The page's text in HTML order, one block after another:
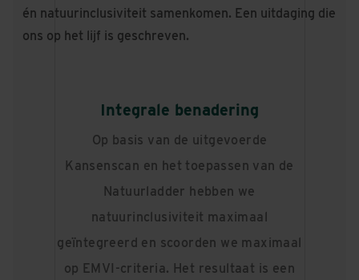
én natuurinclusiviteit samenkomen. Een uitdaging die
ons op het lijf is geschreven.
Integrale benadering
Op basis van de uitgevoerde
Kansenscan en het toepassen van de
Natuurladder hebben we
natuurinclusiviteit maximaal
geïntegreerd en scoorden we maximaal
op EMVI-criteria. Het resultaat is een